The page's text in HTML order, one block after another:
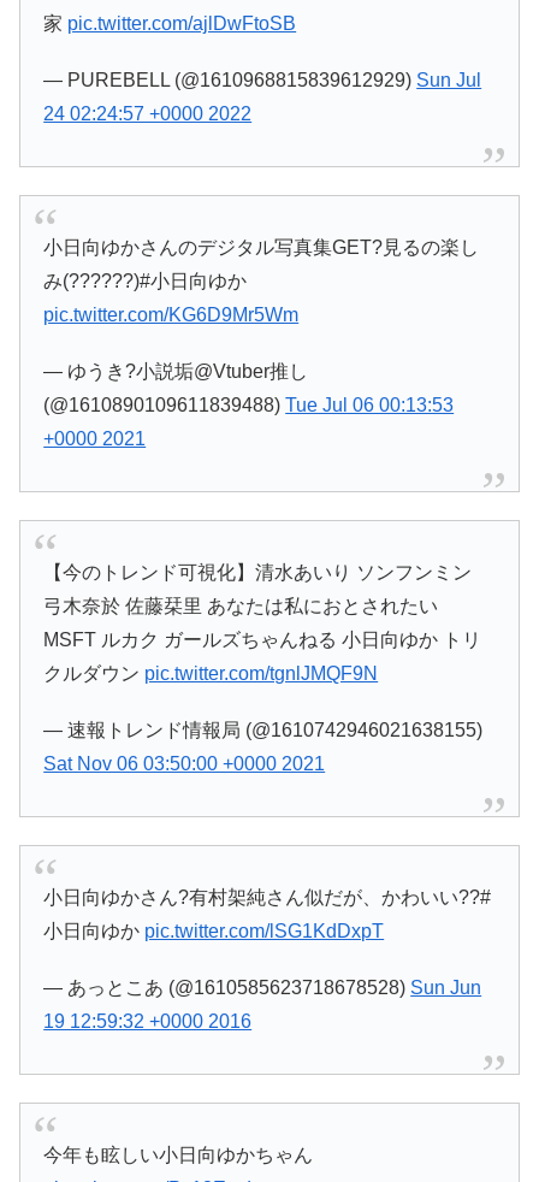
家 pic.twitter.com/ajlDwFtoSB
— PUREBELL (@1610968815839612929) Sun Jul
24 02:24:57 +0000 2022
小日向ゆかさんのデジタル写真集GET?見るの楽し
み(??????)#小日向ゆか
pic.twitter.com/KG6D9Mr5Wm
— ゆうき?小説垢@Vtuber推し
(@1610890109611839488)Tue Jul 06 00:13:53
+0000 2021
【今のトレンド可視化】清水あいり ソンフンミン
弓木奈於 佐藤栞里 あなたは私におとされたい
MSFT ルカク ガールズちゃんねる 小日向ゆか トリ
クルダウン pic.twitter.com/tgnlJMQF9N
— 速報トレンド情報局 (@1610742946021638155)
Sat Nov 06 03:50:00 +0000 2021
小日向ゆかさん?有村架純さん似だが、かわいい??#
小日向ゆか pic.twitter.com/lSG1KdDxpT
— あっとこあ (@1610585623718678528) Sun Jun
19 12:59:32 +0000 2016
今年も眩しい小日向ゆかちゃん